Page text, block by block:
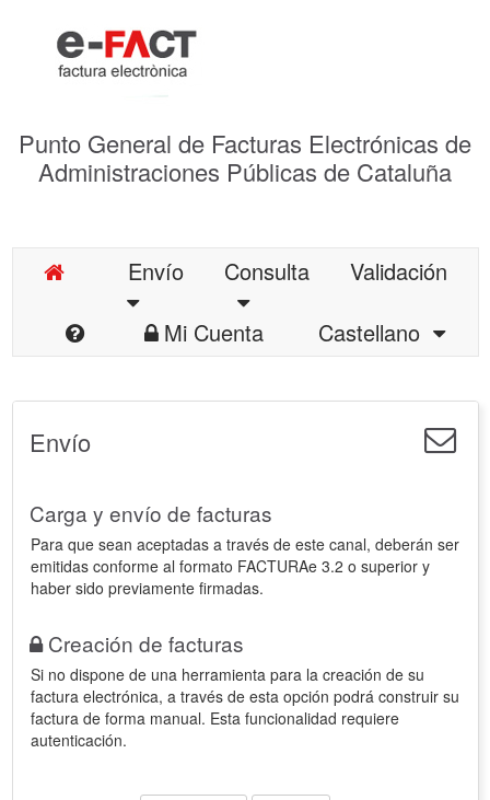
Punto General de Facturas Electrónicas de
Administraciones Públicas de Cataluña
Envío Consulta
Validación
Mi Cuenta
Castellano
Envío
Carga y envío de facturas
Para que sean aceptadas a través de este canal, deberán ser
emitidas conforme al formato FACTURAe 3.2 o superior y
haber sido previamente firmadas.
Creación de facturas
Si no dispone de una herramienta para la creación de su
factura electrónica, a través de esta opción podrá construir su
factura de forma manual. Esta funcionalidad requiere
autenticación.